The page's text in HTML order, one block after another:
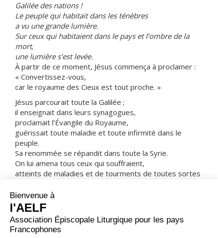
Galilée des nations !
Le peuple qui habitait dans les ténèbres
a vu une grande lumière.
Sur ceux qui habitaient dans le pays et l’ombre de la
mort,
une lumière s’est levée.
À partir de ce moment, Jésus commença à proclamer :
« Convertissez-vous,
car le royaume des Cieux est tout proche. »
Jésus parcourait toute la Galilée ;
il enseignait dans leurs synagogues,
proclamait l’Évangile du Royaume,
guérissait toute maladie et toute infirmité dans le
peuple.
Sa renommée se répandit dans toute la Syrie.
On lui amena tous ceux qui souffraient,
atteints de maladies et de tourments de toutes sortes
possédés, épileptiques, paralysés.
Et il les guérit.
De grandes foules le suivirent,
venues de la Galilée, de la Décapole,
de Jérusalem, de la Judée,